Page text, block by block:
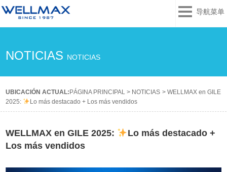
导航菜单
NOTICIAS NOTICIAS
UBICACIÓN ACTUAL: PÁGINA PRINCIPAL > NOTICIAS >WELLMAX en GILE
2025:
Lo más destacado + Los más vendidos
WELLMAX en GILE 2025:
Lo más destacado +
Los más vendidos